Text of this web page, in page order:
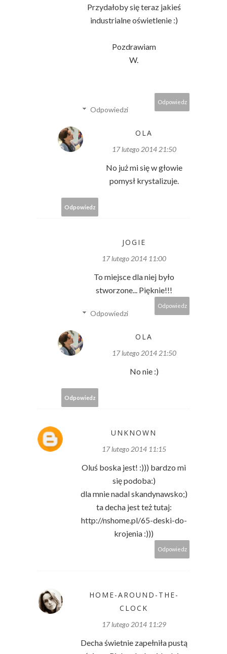
Przydałoby się teraz jakieś
industrialne oświetlenie :)
Pozdrawiam
W.
Odpowiedz
Odpowiedzi
OLA
17 lutego 2014 21:50
No już mi się w głowie
pomysł krystalizuje.
Odpowiedz
JOGIE
17 lutego 2014 11:00
To miejsce dla niej było
stworzone... Pięknie!!!
Odpowiedz
Odpowiedzi
OLA
17 lutego 2014 21:50
No nie :)
Odpowiedz
UNKNOWN
17 lutego 2014 11:15
Oluś boska jest! :))) bardzo mi
się podoba:)
dla mnie nadal skandynawsko;)
ta decha jest też tutaj:
http://nshome.pl/65-deski-do-
krojenia :)))
Odpowiedz
HOME-AROUND-THE-
CLOCK
17 lutego 2014 11:29
Decha świetnie zapełniła pustą